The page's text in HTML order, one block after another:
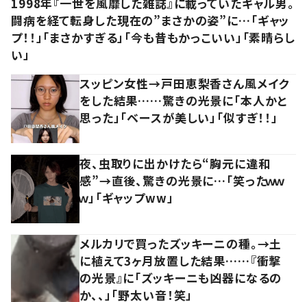
闘病を経て転身した現在の”まさかの姿”に…「ギャッ
プ！！」「まさかすぎる」「今も昔もかっこいい」「素晴らし
い」
スッピン女性→戸田恵梨香さん風メイク
をした結果……驚きの光景に「本人かと
思った」「ベースが美しい」「似すぎ！！」
夜、虫取りに出かけたら“胸元に違和
感”→直後、驚きの光景に…「笑ったｗｗ
ｗ」「ギャップww」
メルカリで買ったズッキーニの種。→土
に植えて3ヶ月放置した結果……『衝撃
の光景』に「ズッキーニも凶器になるの
か、、」「野太い音！笑」